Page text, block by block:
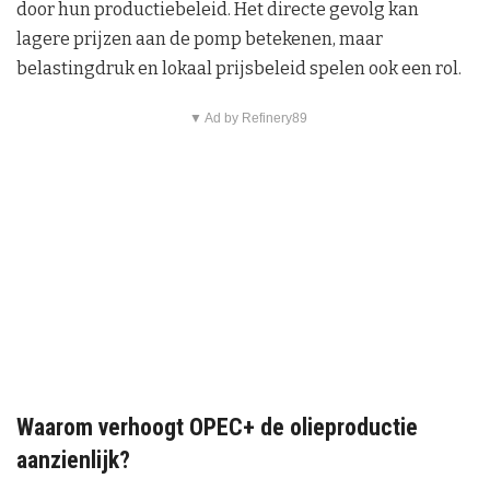
door hun productiebeleid. Het directe gevolg kan
lagere prijzen aan de pomp betekenen, maar
belastingdruk en lokaal prijsbeleid spelen ook een rol.
▼ Ad by Refinery89
Waarom verhoogt OPEC+ de olieproductie
aanzienlijk?